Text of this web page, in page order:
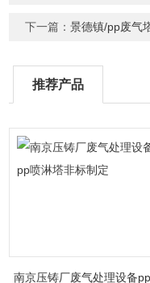
下一篇：景德镇/pp废气
推荐产品
南京压铸厂废气处理设备